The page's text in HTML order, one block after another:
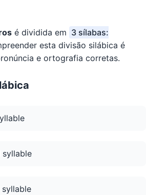
é dividida em 3 sílabas:
esta divisão silábica é
e ortografia corretas.